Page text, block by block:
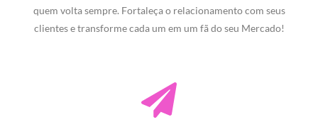
quem volta sempre. Fortaleça o relacionamento com seus
clientes e transforme cada um em um fã do seu Mercado!